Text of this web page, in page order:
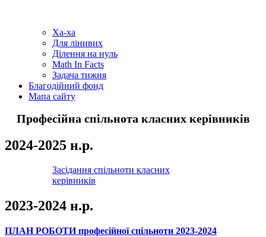
Ха-ха
Для лінивих
Ділення на нуль
Math In Facts
Задача тижня
Благодійний фонд
Мапа сайту
Професійна спільнота класних керівників
2024-2025 н.р.
Засідання спільноти класних
керівників
2023-2024 н.р.
ПЛАН РОБОТИ професійної спільноти 2023-2024